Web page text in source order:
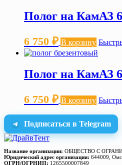
Полог на КамАЗ
6 750 ₽ В корзину
Полог на КамАЗ
6 750 ₽ В корзину
Подписаться в Telegram
Название организации: ОБЩЕСТВО С
Юридический адрес организации: 644009,
ОГРН/ОГРНИП: 1265500007849